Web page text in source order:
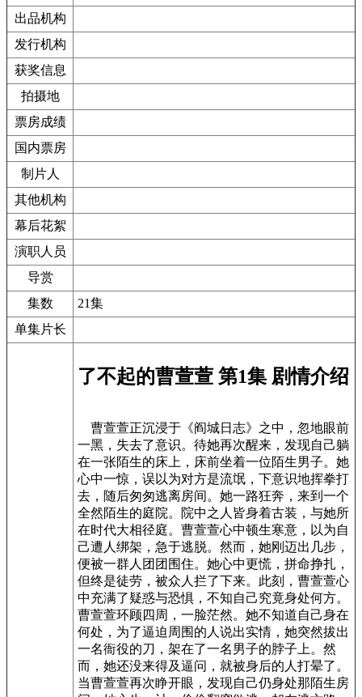
出品机构
发行机构
获奖信息
拍摄地
票房成绩
国内票房
制片人
其他机构
幕后花絮
演职人员
导赏
集数
21集
单集片长
了不起的曹萱萱 第1集 剧情介绍
曹萱萱正沉浸于《阎城日志》之中，忽地眼前
一黑，失去了意识。待她再次醒来，发现自己躺
在一张陌生的床上，床前坐着一位陌生男子。她
心中一惊，误以为对方是流氓，下意识地挥拳打
去，随后匆匆逃离房间。她一路狂奔，来到一个
全然陌生的庭院。院中之人皆身着古装，与她所
在时代大相径庭。曹萱萱心中顿生寒意，以为自
己遭人绑架，急于逃脱。然而，她刚迈出几步，
便被一群人团团围住。她心中更慌，拼命挣扎，
但终是徒劳，被众人拦了下来。此刻，曹萱萱心
中充满了疑惑与恐惧，不知自己究竟身处何方。
曹萱萱环顾四周，一脸茫然。她不知道自己身在
何处，为了逼迫周围的人说出实情，她突然拔出
一名衙役的刀，架在了一名男子的脖子上。然
而，她还没来得及逼问，就被身后的人打晕了。
当曹萱萱再次睁开眼，发现自己仍身处那陌生房